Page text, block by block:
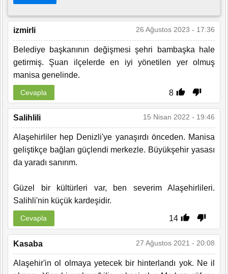
izmirli 26 Ağustos 2023 - 17:36
Belediye başkanının değişmesi şehri bambaşka hale
getirmiş. Şuan ilçelerde en iyi yönetilen yer olmuş
manisa genelinde.
8
Cevapla
Salihlili 15 Nisan 2022 - 19:46
Alaşehirliler hep Denizli'ye yanaşırdı önceden. Manisa
geliştikçe bağları güçlendi merkezle. Büyükşehir yasası
da yaradı sanırım.
Güzel bir kültürleri var, ben severim Alaşehirlileri.
Salihli'nin küçük kardeşidir.
14
Cevapla
Kasaba 27 Ağustos 2021 - 20:08
Alaşehir'in ol olmaya yetecek bir hinterlandı yok. Ne il